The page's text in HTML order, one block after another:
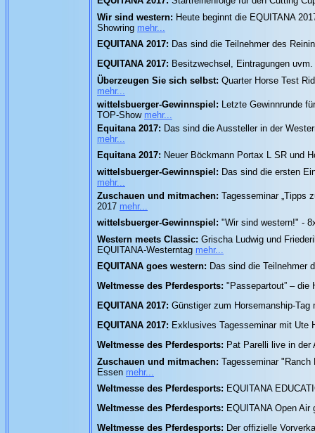
Wir sind western: Heute beginnt die EQUITANA
Showring mehr...
EQUITANA 2017: Das sind die Teilnehmer des
EQUITANA 2017: Besitzwechsel, Eintragungen
Überzeugen Sie sich selbst: Quarter Horse Test
mehr...
wittelsbuerger-Gewinnspiel: Letzte Gewinnrunde
TOP-Show mehr...
Equitana 2017: Das sind die Aussteller in der
mehr...
Equitana 2017: Neuer Böckmann Portax L SR und
wittelsbuerger-Gewinnspiel: Das sind die ersten
mehr...
Zuschauen und mitmachen: Tagesseminar „Tipps
2017 mehr...
wittelsbuerger-Gewinnspiel: "Wir sind western!" -
Western meets Classic: Grischa Ludwig und
EQUITANA-Westerntag mehr...
EQUITANA goes western: Das sind die Teilnehmer
Weltmesse des Pferdesports: "Passepartout” – die
EQUITANA 2017: Günstiger zum Horsemanship-
EQUITANA 2017: Exklusives Tagesseminar mit Ute
Weltmesse des Pferdesports: Pat Parelli live in der
Zuschauen und mitmachen: Tagesseminar "Ranch
Essen mehr...
Weltmesse des Pferdesports: EQUITANA
Weltmesse des Pferdesports: EQUITANA Open
Weltmesse des Pferdesports: Der offizielle